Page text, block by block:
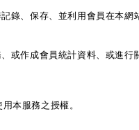
錄、保存、並利用會員在本網
作成會員統計資料、或進行
本服務之授權。